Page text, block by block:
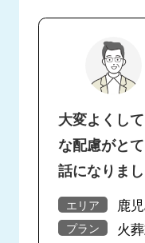
大変よくし
な配慮がと
話になりま
エリア 鹿
プラン 火